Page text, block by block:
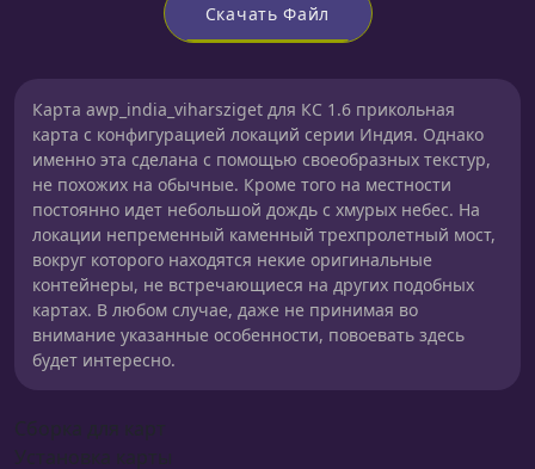
Скачать Файл
Карта awp_india_viharsziget для КС 1.6 прикольная
карта с конфигурацией локаций серии Индия. Однако
именно эта сделана с помощью своеобразных текстур,
не похожих на обычные. Кроме того на местности
постоянно идет небольшой дождь с хмурых небес. На
локации непременный каменный трехпролетный мост,
вокруг которого находятся некие оригинальные
контейнеры, не встречающиеся на других подобных
картах. В любом случае, даже не принимая во
внимание указанные особенности, повоевать здесь
будет интересно.